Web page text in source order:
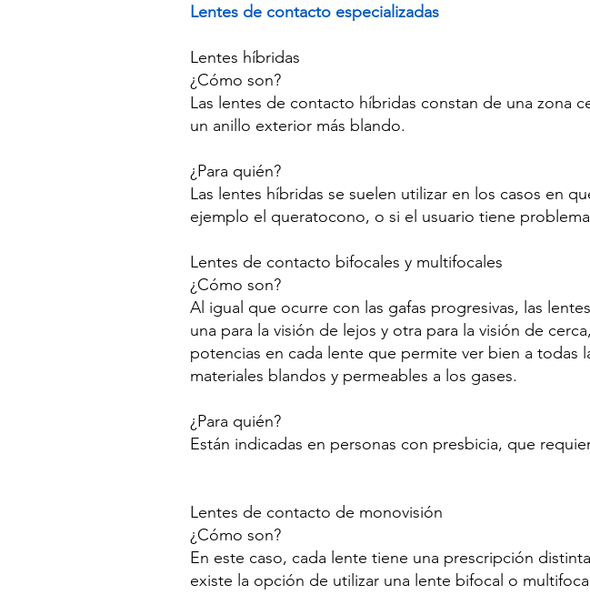
Lentes de contacto especializadas
Lentes híbridas
¿Cómo son?
Las lentes de contacto híbridas constan de una zona
un anillo exterior más blando.
¿Para quién?
Las lentes híbridas se suelen utilizar en los casos en
ejemplo el queratocono, o si el usuario tiene
Lentes de contacto bifocales y multifocales
¿Cómo son?
Al igual que ocurre con las gafas progresivas, las
una para la visión de lejos y otra para la visión de
potencias en cada lente que permite ver bien a todas
materiales blandos y permeables a los gases.
¿Para quién?
Están indicadas en personas con presbicia, que
Lentes de contacto de monovisión
¿Cómo son?
En este caso, cada lente tiene una prescripción
existe la opción de utilizar una lente bifocal o